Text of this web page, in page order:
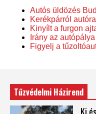
Autós üldözés
Kerékpárról autóra
Kinyílt a furgon
Irány az
Figyelj a
Tűzvédelmi Házirend
Ki